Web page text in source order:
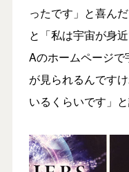
ったです」と喜ん
と「私は宇宙が身
Aのホームページ
が見られるんです
いるくらいです」と